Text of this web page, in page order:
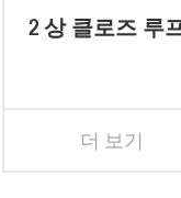
2 상 클로즈 루
더 보기